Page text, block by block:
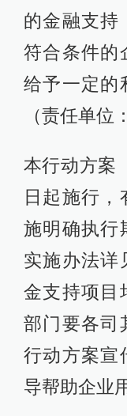
的金融支持
符合条件的
给予一定的
（责任单位
本行动方案
日起施行
施明确执行
实施办法详
金支持项目
部门要各司
行动方案宣
导帮助企业